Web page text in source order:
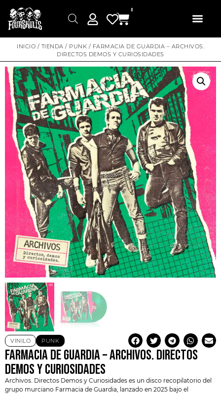
0
INICIO / TIENDA / PUNK / FARMACIA DE GUARDIA – ARCHIVOS.
DIRECTOS DEMOS Y CURIOSIDADES
VINILO PUNK
FARMACIA DE GUARDIA – ARCHIVOS. DIRECTOS
DEMOS Y CURIOSIDADES
Archivos. Directos Demos y Curiosidades es un disco recopilatorio del
grupo murciano Farmacia de Guardia, lanzado en 2025 bajo el